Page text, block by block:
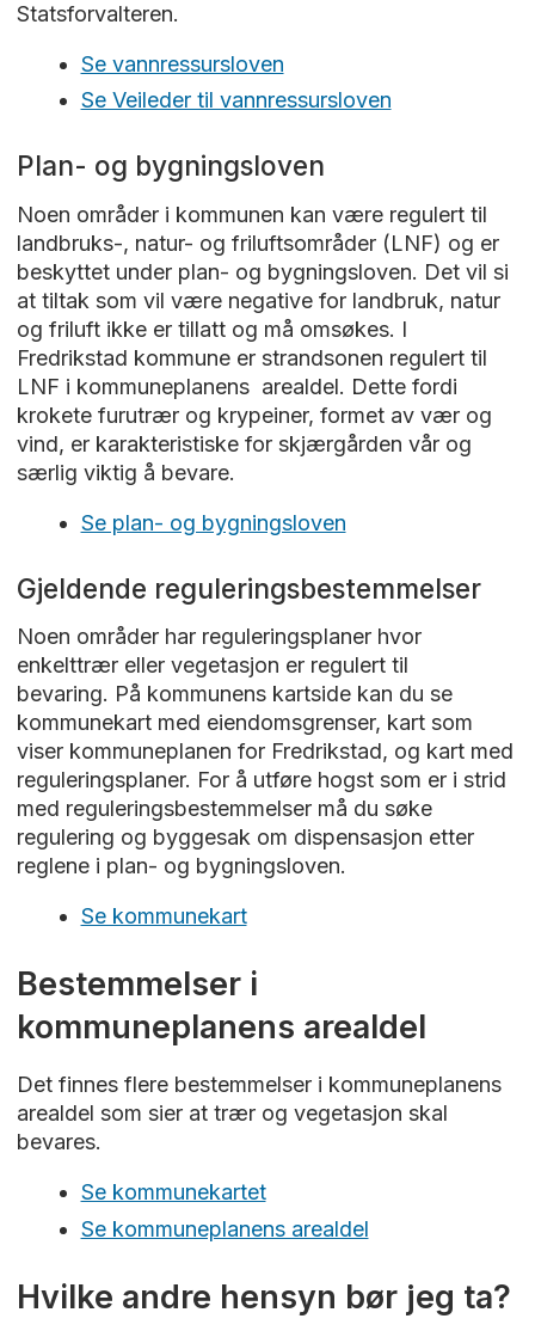
Statsforvalteren.
Se vannressursloven
Se Veileder til vannressursloven
Plan- og bygningsloven
Noen områder i kommunen kan være regulert til
landbruks-, natur- og friluftsområder (LNF) og er
beskyttet under plan- og bygningsloven. Det vil si
at tiltak som vil være negative for landbruk, natur
og friluft ikke er tillatt og må omsøkes. I
Fredrikstad kommune er strandsonen regulert til
LNF i kommuneplanens arealdel. Dette fordi
krokete furutrær og krypeiner, formet av vær og
vind, er karakteristiske for skjærgården vår og
særlig viktig å bevare.
Se plan- og bygningsloven
Gjeldende reguleringsbestemmelser
Noen områder har reguleringsplaner hvor
enkelttrær eller vegetasjon er regulert til
bevaring. På kommunens kartside kan du se
kommunekart med eiendomsgrenser, kart som
viser kommuneplanen for Fredrikstad, og kart med
reguleringsplaner. For å utføre hogst som er i strid
med reguleringsbestemmelser må du søke
regulering og byggesak om dispensasjon etter
reglene i plan- og bygningsloven.
Se kommunekart
Bestemmelser i
kommuneplanens arealdel
Det finnes flere bestemmelser i kommuneplanens
arealdel som sier at trær og vegetasjon skal
bevares.
Se kommunekartet
Se kommuneplanens arealdel
Hvilke andre hensyn bør jeg ta?